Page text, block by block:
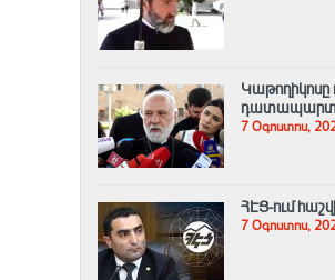
Կաթողիկոսը
7 Օգոստոս,
ՀԷՑ-ում
7 Օգոստոս,